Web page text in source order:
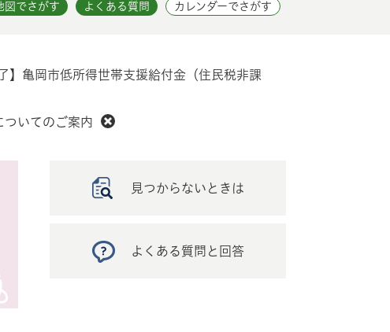
図でさがす よくある質問 カレンダーでさがす
了】亀岡市低所得世帯支援給付金（住民税非課
ついてのご案内
見つからないときは
よくある質問と回答